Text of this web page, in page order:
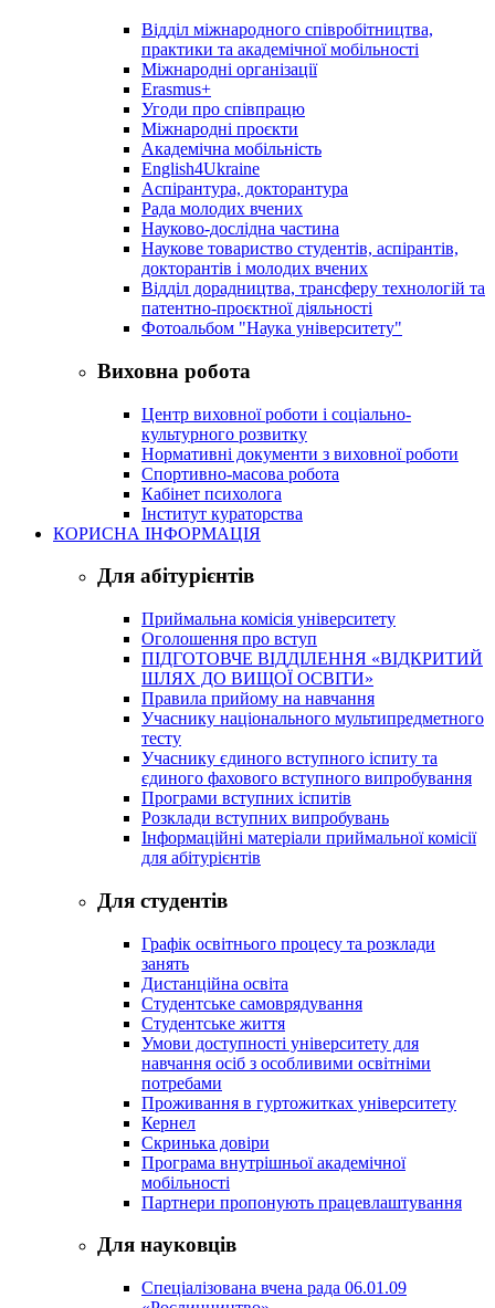
Відділ міжнародного співробітництва,
практики та академічної мобільності
Міжнародні організації
Erasmus+
Угоди про співпрацю
Міжнародні проєкти
Академічна мобільність
English4Ukraine
Аспірантура, докторантура
Рада молодих вчених
Науково-дослідна частина
Наукове товариство студентів, аспірантів,
докторантів і молодих вчених
Відділ дорадництва, трансферу технологій та
патентно-проєктної діяльності
Фотоальбом "Наука університету"
Виховна робота
Центр виховної роботи і соціально-
культурного розвитку
Нормативні документи з виховної роботи
Спортивно-масова робота
Кабінет психолога
Інститут кураторства
КОРИСНА ІНФОРМАЦІЯ
Для абітурієнтів
Приймальна комісія університету
Оголошення про вступ
ПІДГОТОВЧЕ ВІДДІЛЕННЯ «ВІДКРИТИЙ
ШЛЯХ ДО ВИЩОЇ ОСВІТИ»
Правила прийому на навчання
Учаснику національного мультипредметного
тесту
Учаснику єдиного вступного іспиту та
єдиного фахового вступного випробування
Програми вступних іспитів
Розклади вступних випробувань
Інформаційні матеріали приймальної комісії
для абітурієнтів
Для студентів
Графік освітнього процесу та розклади
занять
Дистанційна освіта
Студентське самоврядування
Студентське життя
Умови доступності університету для
навчання осіб з особливими освітніми
потребами
Проживання в гуртожитках університету
Кернел
Скринька довіри
Програма внутрішньої академічної
мобільності
Партнери пропонують працевлаштування
Для науковців
Спеціалізована вчена рада 06.01.09